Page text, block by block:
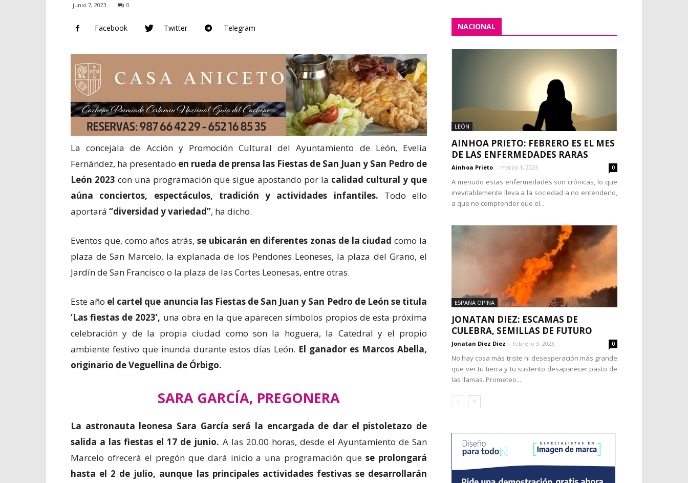
junio 7, 2023 0
Facebook Twitter Telegram
La concejala de Acción y Promoción Cultural del Ayuntamiento de León, Evelia
Fernández, ha presentado en rueda de prensa las Fiestas de San Juan y San Pedro de
León 2023 con una programación que sigue apostando por la calidad cultural y que
aúna conciertos, espectáculos, tradición y actividades infantiles. Todo ello
aportará “diversidad y variedad”, ha dicho.
Eventos que, como años atrás, se ubicarán en diferentes zonas de la ciudad como la
plaza de San Marcelo, la explanada de los Pendones Leoneses, la plaza del Grano, el
Jardín de San Francisco o la plaza de las Cortes Leonesas, entre otras.
Este año el cartel que anuncia las Fiestas de San Juan y San Pedro de León se titula
‘Las fiestas de 2023’, una obra en la que aparecen símbolos propios de esta próxima
celebración y de la propia ciudad como son la hoguera, la Catedral y el propio
ambiente festivo que inunda durante estos días León. El ganador es Marcos Abella,
originario de Veguellina de Órbigo.
SARA GARCÍA, PREGONERA
La astronauta leonesa Sara García será la encargada de dar el pistoletazo de
salida a las fiestas el 17 de junio. A las 20.00 horas, desde el Ayuntamiento de San
Marcelo ofrecerá el pregón que dará inicio a una programación quese prolongará
hasta el 2 de julio, aunque las principales actividades festivas se desarrollarán
NACIONAL
LEÓN
AINHOA PRIETO: FEBRERO ES EL MES
DE LAS ENFERMEDADES RARAS
Ainhoa Prieto - marzo 1, 2023 0
A menudo estas enfermedades son crónicas, lo que
inevitablemente lleva a la sociedad a no entenderlo,
a que no comprender que el...
ESPAÑA OPINA
JONATAN DIEZ: ESCAMAS DE
CULEBRA, SEMILLAS DE FUTURO
Jonatan Diez Diez - febrero 3, 2023 0
No hay cosa más triste ni desesperación más grande
que ver tu tierra y tu sustento desaparecer pasto de
las llamas. Prometeo...